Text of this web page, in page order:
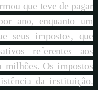
que teve de pagar
ano, enquanto um
seus impostos, que
referentes aos
milhões. Os impostos
da instituição.